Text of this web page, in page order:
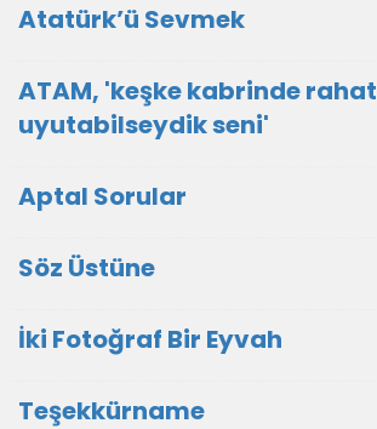
Atatürk’ü Sevmek
ATAM, 'keşke kabrinde rahat
uyutabilseydik seni'
Aptal Sorular
Söz Üstüne
İki Fotoğraf Bir Eyvah
Teşekkürname